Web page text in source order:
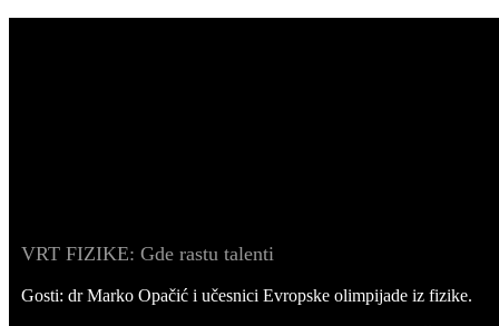
VRT FIZIKE: Gde rastu talenti
Gosti: dr Marko Opačić i učesnici Evropske olimpijade iz fizike.